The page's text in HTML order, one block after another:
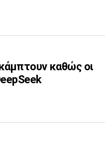
καθώς οι